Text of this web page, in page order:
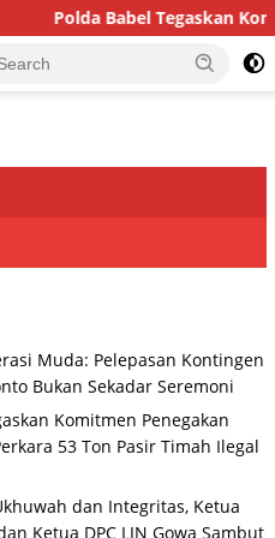
Babel Tegaskan Komitmen
Muda: Pelepasan Kontingen
Bukan Sekadar Seremoni
Komitmen Penegakan
53 Ton Pasir Timah Ilegal
dan Integritas, Ketua
Ketua DPC LIN Gowa Sambut